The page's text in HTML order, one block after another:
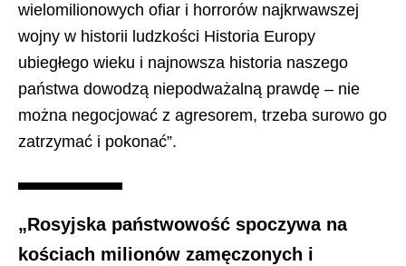
wielomilionowych ofiar i horrorów najkrwawszej
wojny w historii ludzkości Historia Europy
ubiegłego wieku i najnowsza historia naszego
państwa dowodzą niepodważalną prawdę – nie
można negocjować z agresorem, trzeba surowo go
zatrzymać i pokonać”.
„Rosyjska państwowość spoczywa na
kościach milionów zamęczonych i